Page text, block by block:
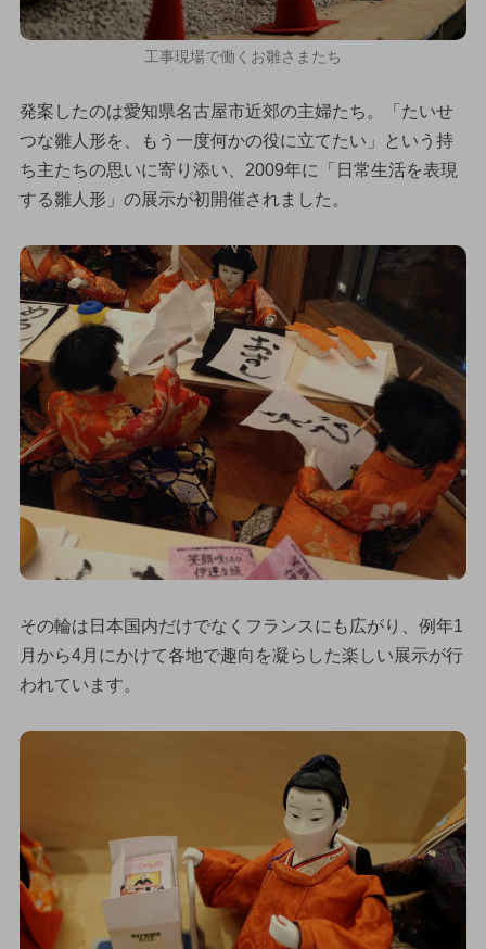
工事現場で働くお雛さまたち
発案したのは愛知県名古屋市近郊の主婦たち。「たいせ
つな雛人形を、もう一度何かの役に立てたい」という持
ち主たちの思いに寄り添い、2009年に「日常生活を表現
する雛人形」の展示が初開催されました。
その輪は日本国内だけでなくフランスにも広がり、例年1
月から4月にかけて各地で趣向を凝らした楽しい展示が行
われています。